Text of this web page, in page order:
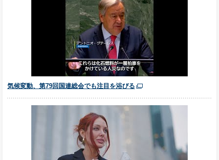
気候変動、第79回国連総会でも注目を浴びる